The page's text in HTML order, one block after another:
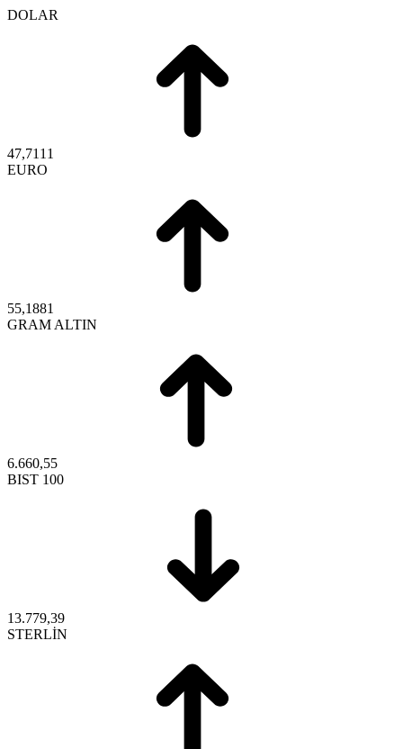
DOLAR
47,7111
EURO
55,1881
GRAM ALTIN
6.660,55
BIST 100
13.779,39
STERLİN